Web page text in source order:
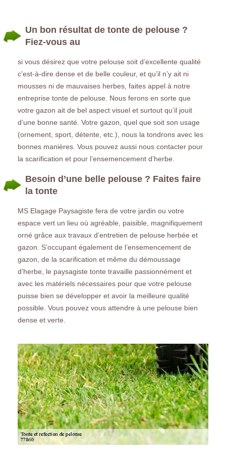
Un bon résultat de tonte de pelouse ?
Fiez-vous au
si vous désirez que votre pelouse soit d’excellente qualité
c'est-à-dire dense et de belle couleur, et qu’il n’y ait ni
mousses ni de mauvaises herbes, faites appel à notre
entreprise tonte de pelouse. Nous ferons en sorte que
votre gazon ait de bel aspect visuel et surtout qu’il jouit
d’une bonne santé. Votre gazon, quel que soit son usage
(ornement, sport, détente, etc.), nous la tondrons avec les
bonnes manières. Vous pouvez aussi nous contacter pour
la scarification et pour l’ensemencement d’herbe.
Besoin d’une belle pelouse ? Faites faire
la tonte
MS Elagage Paysagiste fera de votre jardin ou votre
espace vert un lieu où agréable, paisible, magnifiquement
orné grâce aux travaux d’entretien de pelouse herbée et
gazon. S’occupant également de l’ensemencement de
gazon, de la scarification et même du démoussage
d’herbe, le paysagiste tonte travaille passionnément et
avec les matériels nécessaires pour que votre pelouse
puisse bien se développer et avoir la meilleure qualité
possible. Vous pouvez vous attendre à une pelouse bien
dense et verte.